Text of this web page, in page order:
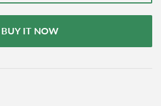
BUY IT NOW